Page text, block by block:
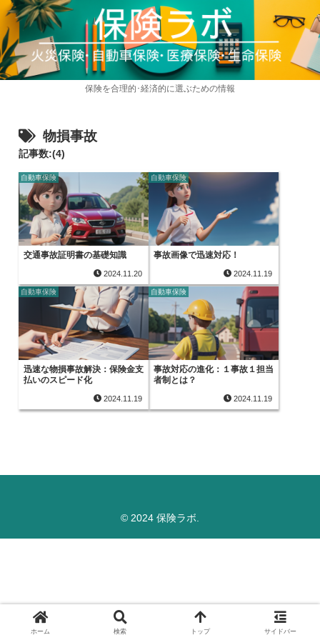
保険を合理的･経済的に選ぶための情報
物損事故
記事数:(4)
自動車保険
交通事故証明書の基礎知識
2024.11.20
自動車保険
事故画像で迅速対応！
2024.11.19
自動車保険
迅速な物損事故解決：保険金支
払いのスピード化
2024.11.19
自動車保険
事故対応の進化：１事故１担当
者制とは？
2024.11.19
© 2024 保険ラボ.
ホーム 検索 トップ サイドバー